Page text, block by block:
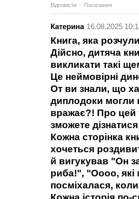
Відповісти Посилання
Катерина 16.08.2025
Книга, яка
Дійсно, дитяча
викликати такі
Це неймовірні
От ви знали, що
диплодоки могли
вражає?! Про цей
зможете
Кожна сторінка
хочеться
й вигукував "Он
риба!", "Оооо, які
посміхалася,
Кожна історія